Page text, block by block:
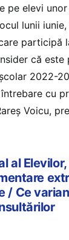
pe elevi
lunii
participă
că
2022-
cu
Voicu,
al
/ Ce